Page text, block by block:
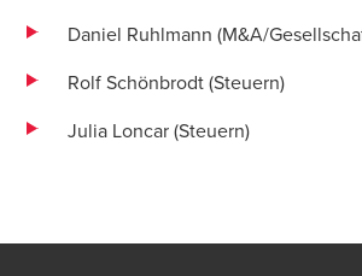
Daniel Ruhlmann (M&A/
Rolf Schönbrodt (Steuern)
Julia Loncar (Steuern)